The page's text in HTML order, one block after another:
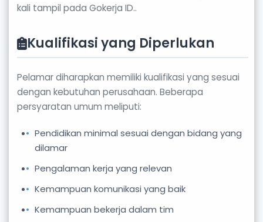
kali tampil pada Gokerja ID..
Kualifikasi yang Diperlukan
Pelamar diharapkan memiliki kualifikasi yang sesuai
dengan kebutuhan perusahaan. Beberapa
persyaratan umum meliputi:
Pendidikan minimal sesuai dengan bidang yang
dilamar
Pengalaman kerja yang relevan
Kemampuan komunikasi yang baik
Kemampuan bekerja dalam tim